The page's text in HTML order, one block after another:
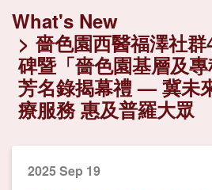
What's New
嗇色園西醫福澤社
碑暨「嗇色園基層及專
芳名錄揭幕禮 — 冀未
療服務 惠及普羅大眾
2025 Sep 19